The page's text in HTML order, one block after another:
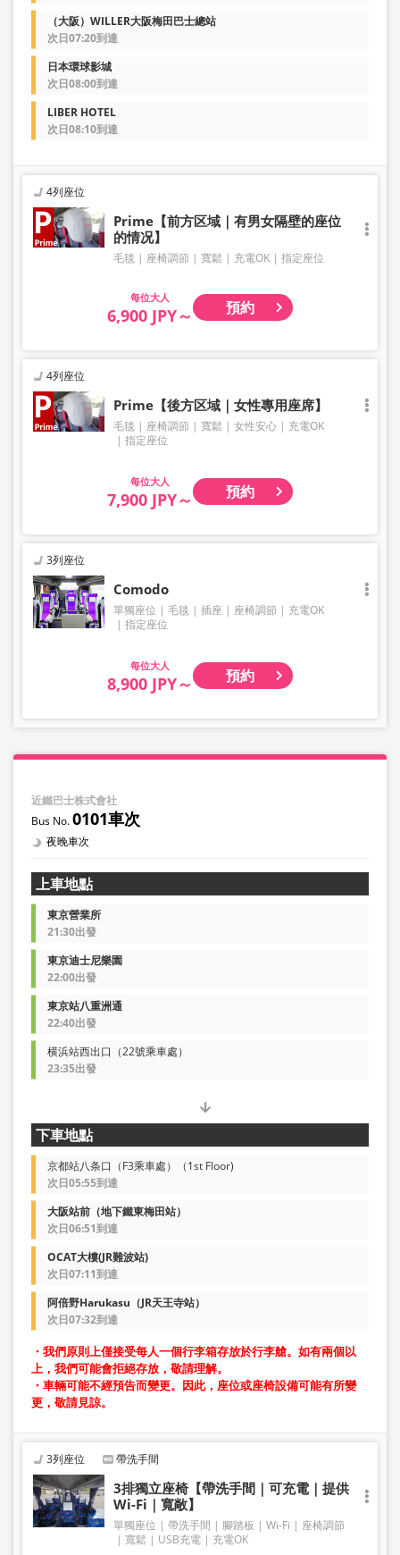
（大阪）WILLER大阪梅田巴士總站
次日07:20到達
日本環球影城
次日08:00到達
LIBER HOTEL
次日08:10到達
4列座位
Prime【前方区域｜有男女隔壁的座位
的情况】
毛毯 座椅調節 寬鬆 充電OK 指定座位
大人
6,900 JPY～ 預約
4列座位
Prime【後方区域｜女性專用座席】
毛毯 座椅調節 寬鬆 女性安心
充電OK
指定座位
大人
7,900 JPY～ 預約
3列座位
Comodo
單獨座位 毛毯 插座 座椅調節
充電OK
指定座位
大人
8,900 JPY～ 預約
近鐵巴士株式會社
0101車次
夜晚車次
上車地點
東京營業所
21:30出發
東京迪士尼樂園
22:00出發
東京站八重洲通
22:40出發
横浜站西出口（22號乘車處）
23:35出發
下車地點
京都站八条口（F3乘車處）（1st Floor)
次日05:55到達
大阪站前（地下鐵東梅田站）
次日06:51到達
OCAT大樓(JR難波站)
次日07:11到達
阿倍野Harukasu（JR天王寺站）
次日07:32到達
・我們原則上僅接受每人一個行李箱存放於行李艙。如有兩個以
上，我們可能會拒絕存放，敬請理解。
・車輛可能不經預告而變更。因此，座位或座椅設備可能有所變
更，敬請見諒。
3列座位 帶洗手間
3排獨立座椅【帶洗手間｜可充電｜提供
Wi-Fi｜寬敞】
單獨座位 帶洗手間 腳踏板 Wi-Fi
座椅調節
寬鬆
USB充電 充電OK